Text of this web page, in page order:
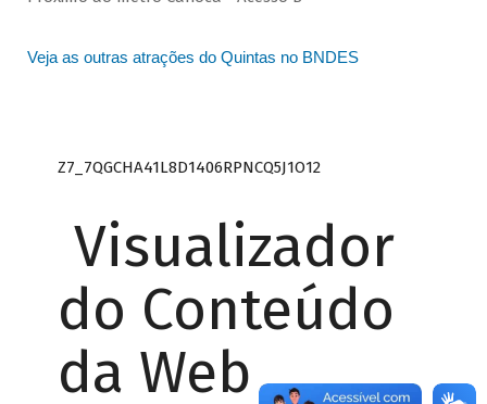
Veja as outras atrações do Quintas no BNDES
Z7_7QGCHA41L8D1406RPNCQ5J1O12
Visualizador
do Conteúdo
da Web